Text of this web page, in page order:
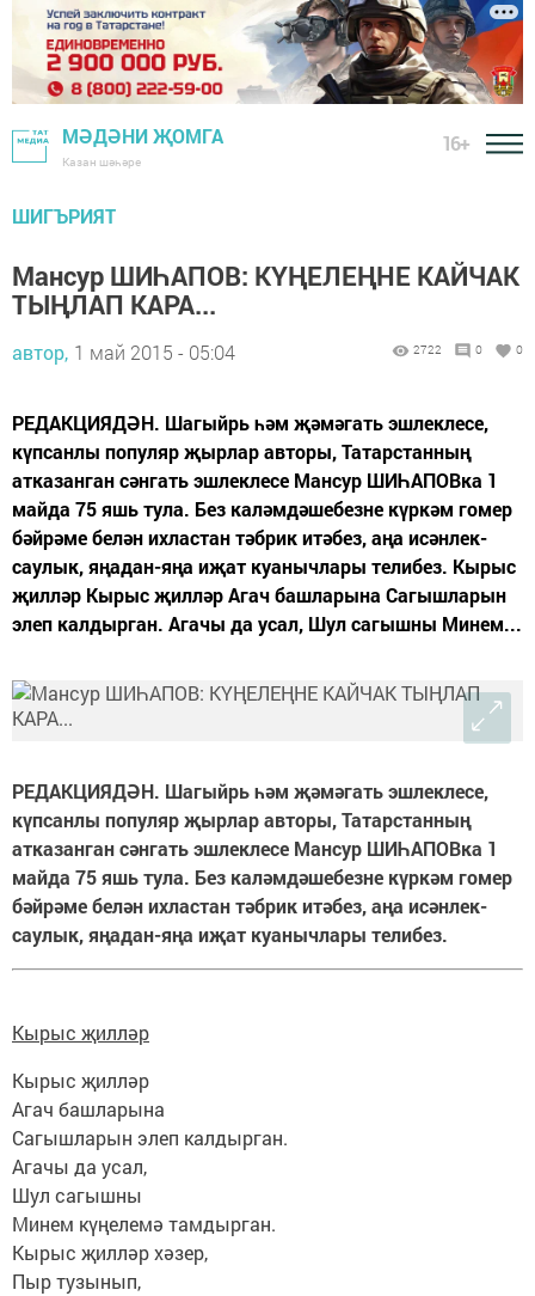
МӘДӘНИ ҖОМГА
Казан шәһәре
16+
ШИГЪРИЯТ
Мансур ШИҺАПОВ: КҮҢЕЛЕҢНЕ КАЙЧАК
ТЫҢЛАП КАРА...
автор, 1 май 2015 - 05:04 2722 0 0
РЕДАКЦИЯДӘН. Шагыйрь һәм җәмәгать эшлеклесе,
күпсанлы популяр җырлар авторы, Татарстанның
атказанган сәнгать эшлеклесе Мансур ШИҺАПОВка 1
майда 75 яшь тула. Без каләмдәшебезне күркәм гомер
бәйрәме белән ихластан тәбрик итәбез, аңа исәнлек-
саулык, яңадан-яңа иҗат куанычлары телибез. Кырыс
җилләр Кырыс җилләр Агач башларына Сагышларын
элеп калдырган. Агачы да усал, Шул сагышны Минем...
РЕДАКЦИЯДӘН. Шагыйрь һәм җәмәгать эшлеклесе,
күпсанлы популяр җырлар авторы, Татарстанның
атказанган сәнгать эшлеклесе Мансур ШИҺАПОВка 1
майда 75 яшь тула. Без каләмдәшебезне күркәм гомер
бәйрәме белән ихластан тәбрик итәбез, аңа исәнлек-
саулык, яңадан-яңа иҗат куанычлары телибез.
Кырыс җилләр
Кырыс җилләр
Агач башларына
Сагышларын элеп калдырган.
Агачы да усал,
Шул сагышны
Минем күңелемә тамдырган.
Кырыс җилләр хәзер,
Пыр тузынып,